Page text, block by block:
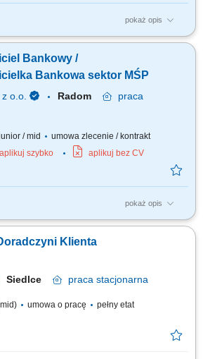
pokaż opis
klientów biznesowych oraz sprzedaż
rozwiązania finansowe. Rozwój w kierunku
oferty produktowej dla klientów
Bankowy /
Bankowa sektor MŚP
o.o. Radom
praca
/ mid
umowa zlecenie / kontrakt
aplikuj szybko aplikuj bez CV
pokaż opis
klientów biznesowych oraz sprzedaż
rozwiązania finansowe. Rozwój w kierunku
oferty produktowej dla klientów
Klienta
Siedlce praca stacjonarna
umowa o pracę
pełny etat